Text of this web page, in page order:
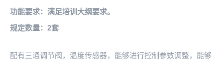
功能要求：满足培训大纲要求。
规定数量：2套
配有三通调节阀，温度传感器，能够进行控制参数调整，能够